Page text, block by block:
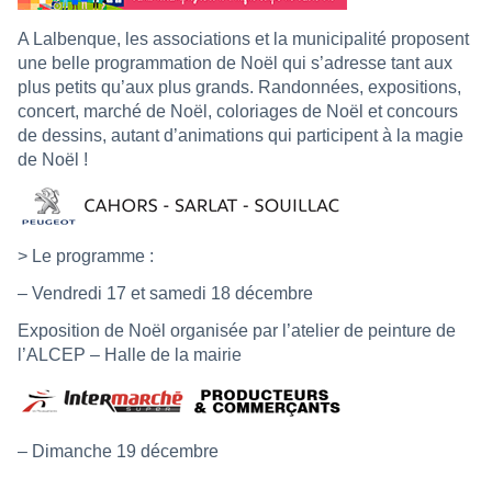
A Lalbenque, les associations et la municipalité proposent
une belle programmation de Noël qui s’adresse tant aux
plus petits qu’aux plus grands. Randonnées, expositions,
concert, marché de Noël, coloriages de Noël et concours
de dessins, autant d’animations qui participent à la magie
de Noël !
> Le programme :
– Vendredi 17 et samedi 18 décembre
Exposition de Noël organisée par l’atelier de peinture de
l’ALCEP – Halle de la mairie
– Dimanche 19 décembre